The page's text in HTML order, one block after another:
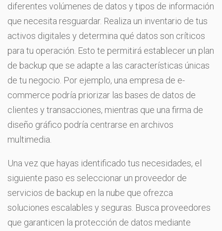
diferentes volúmenes de datos y tipos de información
que necesita resguardar. Realiza un inventario de tus
activos digitales y determina qué datos son críticos
para tu operación. Esto te permitirá establecer un plan
de backup que se adapte a las características únicas
de tu negocio. Por ejemplo, una empresa de e-
commerce podría priorizar las bases de datos de
clientes y transacciones, mientras que una firma de
diseño gráfico podría centrarse en archivos
multimedia.
Una vez que hayas identificado tus necesidades, el
siguiente paso es seleccionar un proveedor de
servicios de backup en la nube que ofrezca
soluciones escalables y seguras. Busca proveedores
que garanticen la protección de datos mediante